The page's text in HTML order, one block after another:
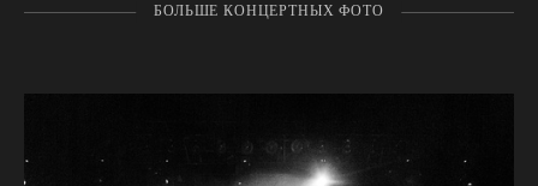
БОЛЬШЕ КОНЦЕРТНЫХ ФОТО